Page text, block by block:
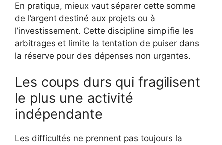
En pratique, mieux vaut séparer cette somme
de l’argent destiné aux projets ou à
l’investissement. Cette discipline simplifie les
arbitrages et limite la tentation de puiser dans
la réserve pour des dépenses non urgentes.
Les coups durs qui fragilisent
le plus une activité
indépendante
Les difficultés ne prennent pas toujours la